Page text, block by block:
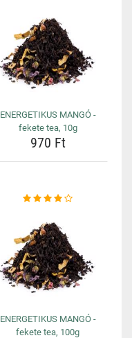
ENERGETIKUS MANGÓ -
fekete tea, 10g
970 Ft
ENERGETIKUS MANGÓ -
fekete tea, 100g